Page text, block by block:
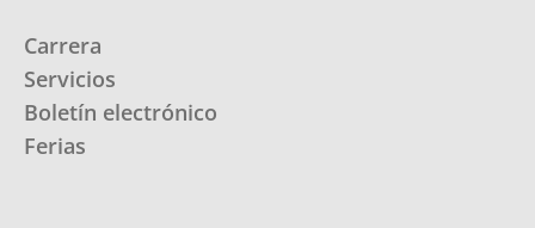
Carrera
Servicios
Boletín electrónico
Ferias